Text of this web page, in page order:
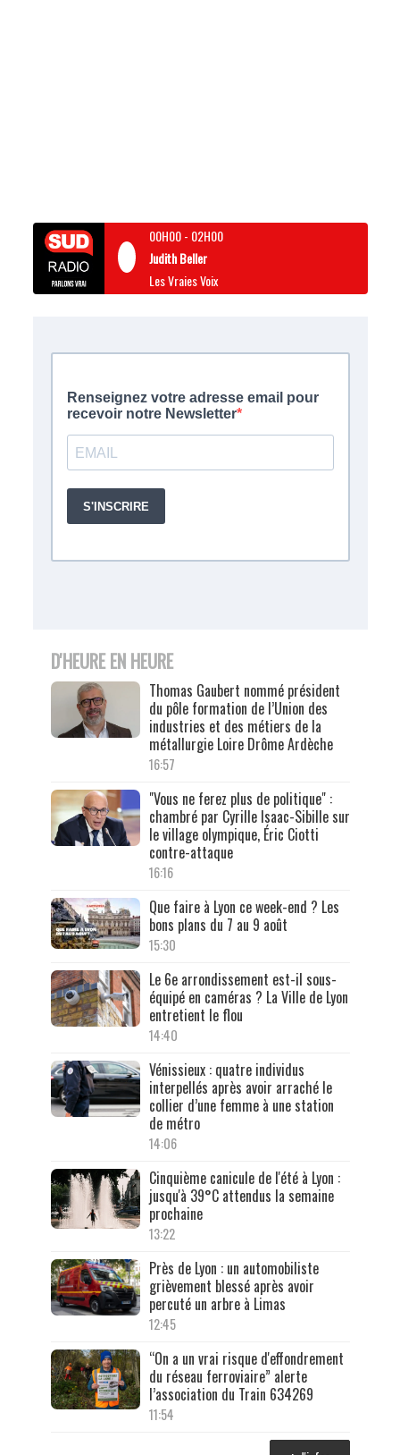
00H00- 02H00
Judith Beller
Les Vraies Voix
D'HEURE EN HEURE
Thomas Gaubert nommé président
du pôle formation de l’Union des
industries et des métiers de la
métallurgie Loire Drôme Ardèche
16:57
"Vous ne ferez plus de politique" :
chambré par Cyrille Isaac-Sibille sur
le village olympique, Éric Ciotti
contre-attaque
16:16
Que faire à Lyon ce week-end ? Les
bons plans du 7 au 9 août
15:30
Le 6e arrondissement est-il sous-
équipé en caméras ? La Ville de Lyon
entretient le flou
14:40
Vénissieux : quatre individus
interpellés après avoir arraché le
collier d’une femme à une station
de métro
14:06
Cinquième canicule de l'été à Lyon :
jusqu'à 39°C attendus la semaine
prochaine
13:22
Près de Lyon : un automobiliste
grièvement blessé après avoir
percuté un arbre à Limas
12:45
“On a un vrai risque d'effondrement
du réseau ferroviaire” alerte
l’association du Train 634269
11:54